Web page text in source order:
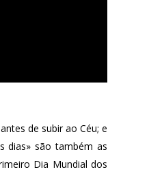
de subir ao Céu; e
dias» são também as
Dia Mundial dos